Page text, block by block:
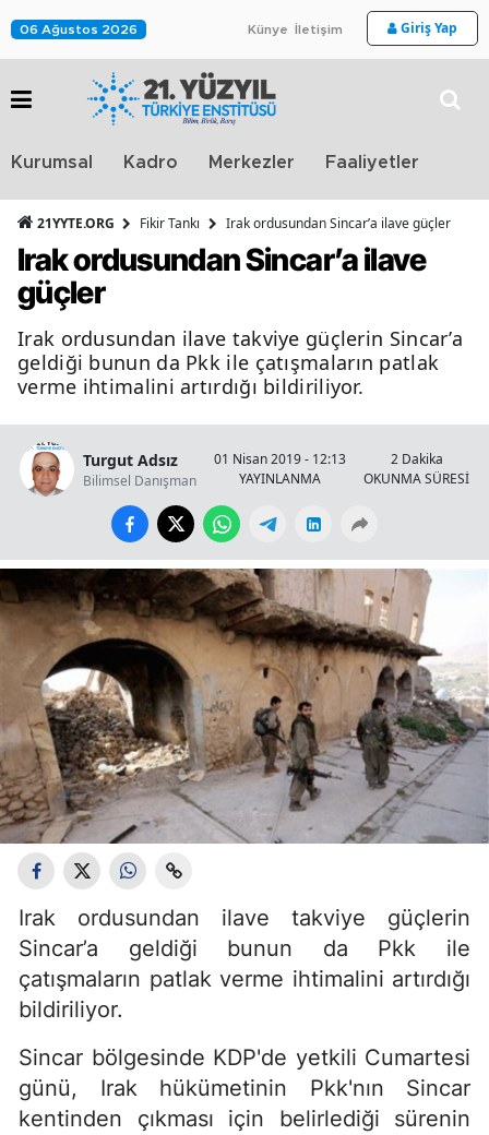
06 Ağustos 2026 Künye İletişim Giriş Yap
Kurumsal Kadro Merkezler Faaliyetler
21YYTE.ORG Fikir Tankı Irak ordusundan Sincar’a ilave güçler
Irak ordusundan Sincar’a ilave
güçler
Irak ordusundan ilave takviye güçlerin Sincar’a
geldiği bunun da Pkk ile çatışmaların patlak
verme ihtimalini artırdığı bildiriliyor.
Turgut Adsız
Bilimsel Danışman
01 Nisan 2019 - 12:13
YAYINLANMA
2 Dakika
OKUNMA SÜRESİ
Irak ordusundan ilave takviye güçlerin
Sincar’a geldiği bunun da Pkk ile
çatışmaların patlak verme ihtimalini artırdığı
bildiriliyor.
Sincar bölgesinde KDP'de yetkili Cumartesi
günü, Irak hükümetinin Pkk'nın Sincar
kentinden çıkması için belirlediği sürenin